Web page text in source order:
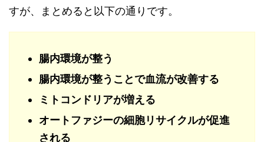
すが、まとめると以下の通りです。
腸内環境が整う
腸内環境が整うことで血流が改善する
ミトコンドリアが増える
オートファジーの細胞リサイクルが促進
される